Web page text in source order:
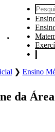
❯ Ensino
da